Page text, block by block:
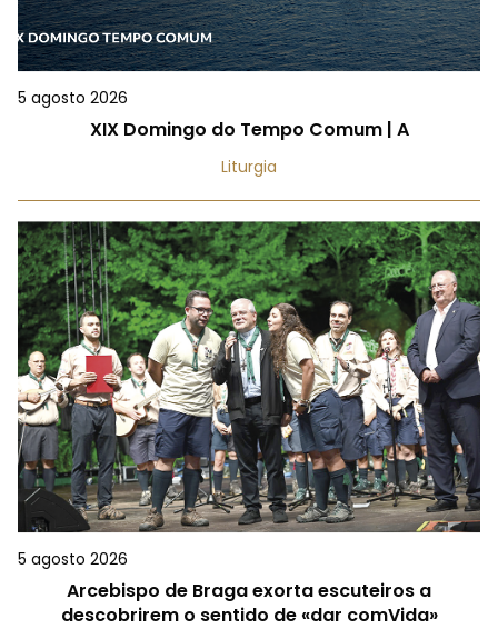
5 agosto 2026
XIX Domingo do Tempo Comum | A
Liturgia
5 agosto 2026
Arcebispo de Braga exorta escuteiros a
descobrirem o sentido de «dar comVida»